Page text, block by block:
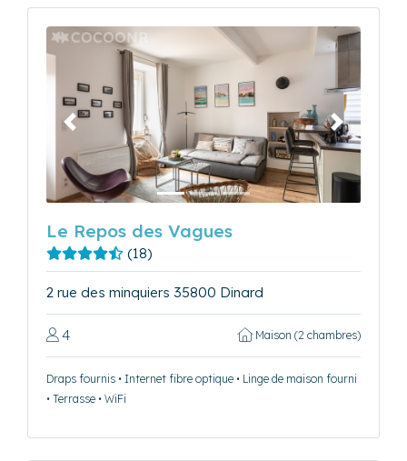
Précédent Suivant
Le Repos des Vagues
(18)
2 rue des minquiers 35800 Dinard
4 Maison (2 chambres)
Draps fournis • Internet fibre optique • Linge de maison fourni
• Terrasse • WiFi